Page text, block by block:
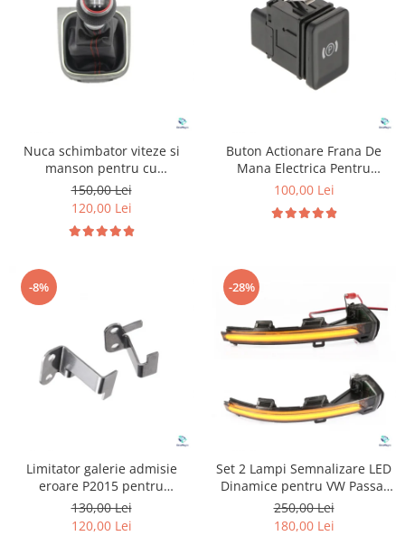
Volkswagen
Dopuri anulare clapete admisie
Garnituri galerie admisie BMW
Valve PCV
Kit reparatie faruri
95%
Eleron Portbagaj
Nuca schimbator viteze si
manson pentru cu
Volkswagen Golf 5
150,00 Lei
120,00 Lei
Buton Actionare Frana De
Mana Electrica Pentru
Volkswagen Passat B6
100,00 Lei
-8%
Limitator galerie admisie
eroare P2015 pentru
Volkswagen Audi
130,00 Lei
120,00 Lei
-28%
Set 2 Lampi Semnalizare LED
Dinamice pentru VW Passat
B8
250,00 Lei
180,00 Lei